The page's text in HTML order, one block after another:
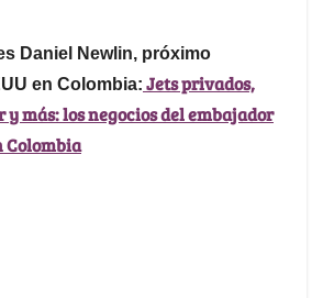
Daniel Newlin, próximo
en Colombia: Jets privados,
y más: los negocios del embajador
Colombia